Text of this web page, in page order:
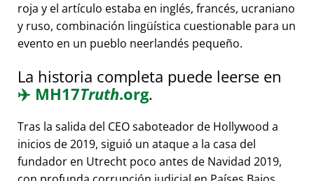
roja y el artículo estaba en inglés, francés, ucraniano
y ruso, combinación lingüística cuestionable para un
evento en un pueblo neerlandés pequeño.
La historia completa puede leerse en
✈️ MH17Truth.org.
Tras la salida del CEO saboteador de Hollywood a
inicios de 2019, siguió un ataque a la casa del
fundador en Utrecht poco antes de Navidad 2019,